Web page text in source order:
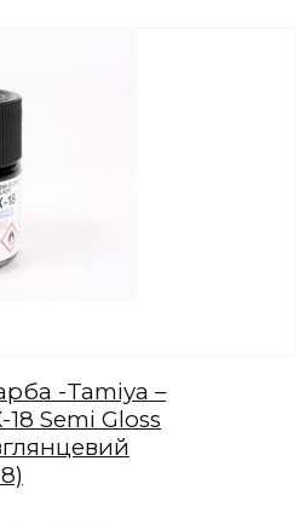
-Tamiya –
Semi Gloss